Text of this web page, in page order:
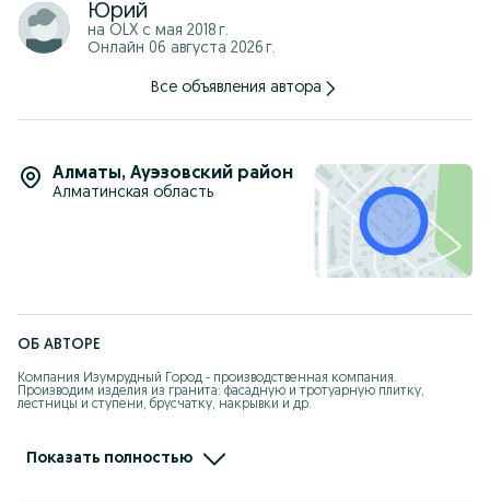
Юрий
на OLX с мая 2018 г.
Онлайн 06 августа 2026 г.
Все объявления автора
Алматы, Ауэзовский район
Алматинская область
ОБ АВТОРЕ
Компания Изумрудный Город - производственная компания.
Производим изделия из гранита: фасадную и тротуарную плитку,
лестницы и ступени, брусчатку, накрывки и др.
Компания Изумрудный Город предоставляет услуги по обработке камня:
распил, обжиг (термообработка), полировка, реставрация и др.
Показать полностью